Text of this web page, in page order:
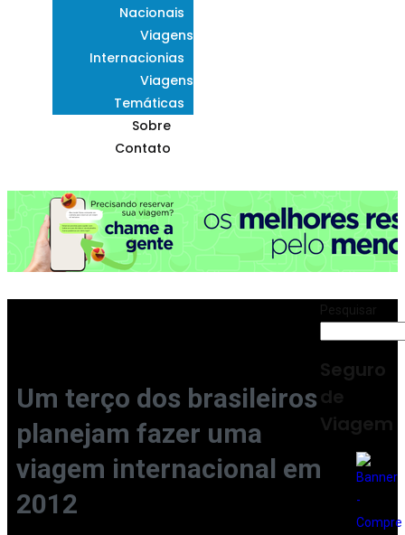
Nacionais
Viagens
Internacionias
Viagens
Temáticas
Sobre
Contato
Um terço dos brasileiros
planejam fazer uma
viagem internacional em
2012
Pesquisar
Seguro
de
Viagem